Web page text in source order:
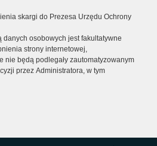
skargi do Prezesa Urzędu Ochrony
osobowych jest fakultatywne
strony internetowej,
nie będą podlegały zautomatyzowanym
przez Administratora, w tym